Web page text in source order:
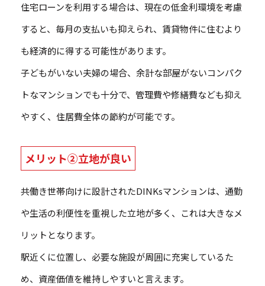
住宅ローンを利用する場合は、現在の低金利環境を考慮
すると、毎月の支払いも抑えられ、賃貸物件に住むより
も経済的に得する可能性があります。
子どもがいない夫婦の場合、余計な部屋がないコンパク
トなマンションでも十分で、管理費や修繕費なども抑え
やすく、住居費全体の節約が可能です。
メリット②立地が良い
共働き世帯向けに設計されたDINKsマンションは、通勤
や生活の利便性を重視した立地が多く、これは大きなメ
リットとなります。
駅近くに位置し、必要な施設が周囲に充実しているた
め、資産価値を維持しやすいと言えます。